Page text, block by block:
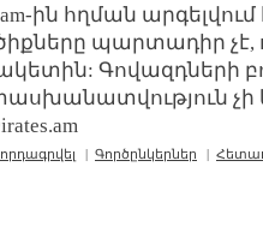
ին հղման
պարտադիր չէ,
Գովազդների
չի
| Գործընկերներ |